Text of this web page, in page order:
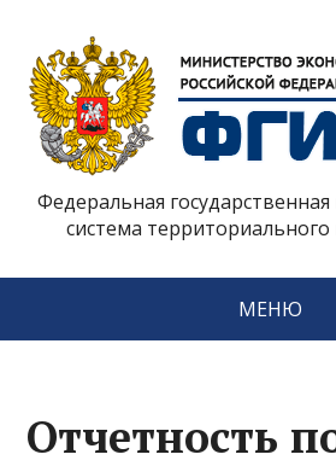
Федеральная
система
МЕНЮ
Отчетность